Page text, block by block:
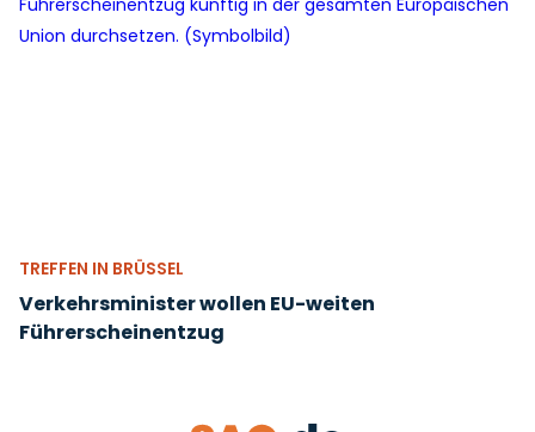
TREFFEN IN BRÜSSEL
Verkehrsminister wollen EU-weiten
Führerscheinentzug